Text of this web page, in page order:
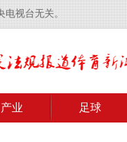
视台无关。
产业 足球